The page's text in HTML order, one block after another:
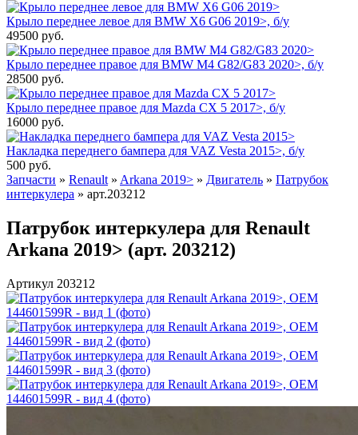
Крыло переднее левое для BMW X6 G06 2019>, б/у
49500 руб.
Крыло переднее правое для BMW M4 G82/G83 2020>, б/у
28500 руб.
Крыло переднее правое для Mazda CX 5 2017>, б/у
16000 руб.
Накладка переднего бампера для VAZ Vesta 2015>, б/у
500 руб.
Запчасти » Renault » Arkana 2019> » Двигатель » Патрубок
интеркулера » арт.203212
Патрубок интеркулера для Renault
Arkana 2019> (арт. 203212)
Артикул 203212